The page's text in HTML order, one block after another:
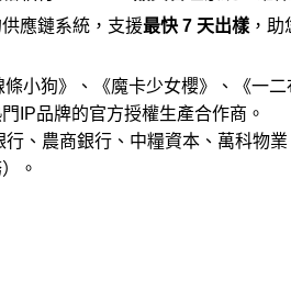
供應鏈系統，支援最快 7 天出樣，助
條小狗》、《魔卡少女櫻》、《一
IP品牌的官方授權生產合作商。
行、農商銀行、中糧資本、萬科物
。